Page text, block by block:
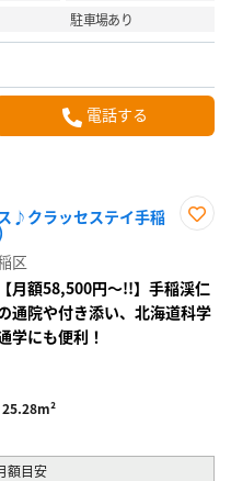
駐車場あり
電話する
♪クラッセステイ手稲
録
区
月額58,500円～!!】手稲渓仁
通院や付き添い、北海道科学
学にも便利！
25.28m²
額目安